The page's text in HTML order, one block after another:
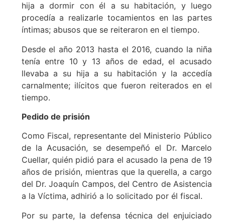
hija a dormir con él a su habitación, y luego
procedía a realizarle tocamientos en las partes
íntimas; abusos que se reiteraron en el tiempo.
Desde el año 2013 hasta el 2016, cuando la niña
tenía entre 10 y 13 años de edad, el acusado
llevaba a su hija a su habitación y la accedía
carnalmente; ilícitos que fueron reiterados en el
tiempo.
Pedido de prisión
Como Fiscal, representante del Ministerio Público
de la Acusación, se desempeñó el Dr. Marcelo
Cuellar, quién pidió para el acusado la pena de 19
años de prisión, mientras que la querella, a cargo
del Dr. Joaquín Campos, del Centro de Asistencia
a la Víctima, adhirió a lo solicitado por él fiscal.
Por su parte, la defensa técnica del enjuiciado